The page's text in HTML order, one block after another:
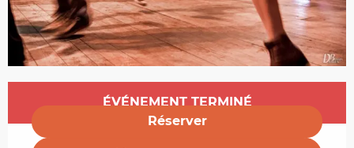
Ouverture et coordonnées
ÉVÉNEMENT TERMINÉ
Réserver